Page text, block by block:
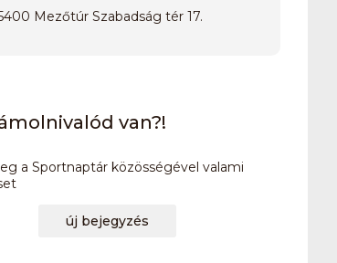
Mezőtúr Szabadság tér 17.
van?!
a Sportnaptár közösségével valami
új bejegyzés